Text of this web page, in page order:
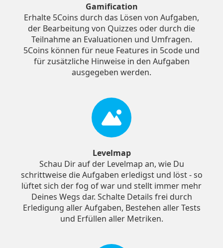
Gamification
Erhalte 5Coins durch das Lösen von Aufgaben,
der Bearbeitung von Quizzes oder durch die
Teilnahme an Evaluationen und Umfragen.
5Coins können für neue Features in 5code und
für zusätzliche Hinweise in den Aufgaben
ausgegeben werden.
Levelmap
Schau Dir auf der Levelmap an, wie Du
schrittweise die Aufgaben erledigst und löst - so
lüftet sich der fog of war und stellt immer mehr
Deines Wegs dar. Schalte Details frei durch
Erledigung aller Aufgaben, Bestehen aller Tests
und Erfüllen aller Metriken.